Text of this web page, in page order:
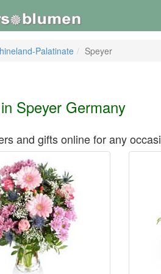
Palatinate Speyer
Speyer Germany
and gifts online for any